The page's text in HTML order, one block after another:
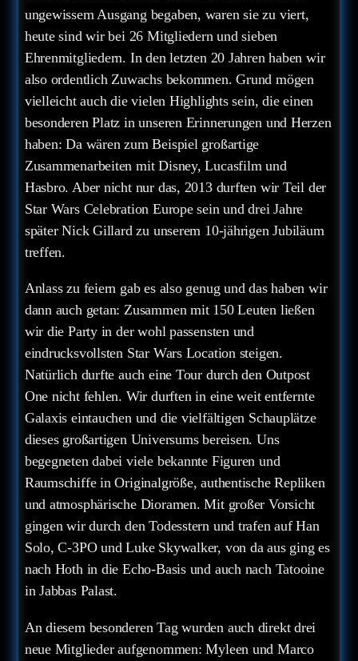
ungewissem Ausgang begaben, waren sie zu viert,
heute sind wir bei 26 Mitgliedern und sieben
Ehrenmitgliedern. In den letzten 20 Jahren haben wir
also ordentlich Zuwachs bekommen. Grund mögen
vielleicht auch die vielen Highlights sein, die einen
besonderen Platz in unseren Erinnerungen und Herzen
haben: Da wären zum Beispiel großartige
Zusammenarbeiten mit Disney, Lucasfilm und
Hasbro. Aber nicht nur das, 2013 durften wir Teil der
Star Wars Celebration Europe sein und drei Jahre
später Nick Gillard zu unserem 10-jährigen Jubiläum
treffen.
Anlass zu feiern gab es also genug und das haben wir
dann auch getan: Zusammen mit 150 Leuten ließen
wir die Party in der wohl passensten und
eindrucksvollsten Star Wars Location steigen.
Natürlich durfte auch eine Tour durch den Outpost
One nicht fehlen. Wir durften in eine weit entfernte
Galaxis eintauchen und die vielfältigen Schauplätze
dieses großartigen Universums bereisen. Uns
begegneten dabei viele bekannte Figuren und
Raumschiffe in Originalgröße, authentische Repliken
und atmosphärische Dioramen. Mit großer Vorsicht
gingen wir durch den Todesstern und trafen auf Han
Solo, C-3PO und Luke Skywalker, von da aus ging es
nach Hoth in die Echo-Basis und auch nach Tatooine
in Jabbas Palast.
An diesem besonderen Tag wurden auch direkt drei
neue Mitglieder aufgenommen: Myleen und Marco